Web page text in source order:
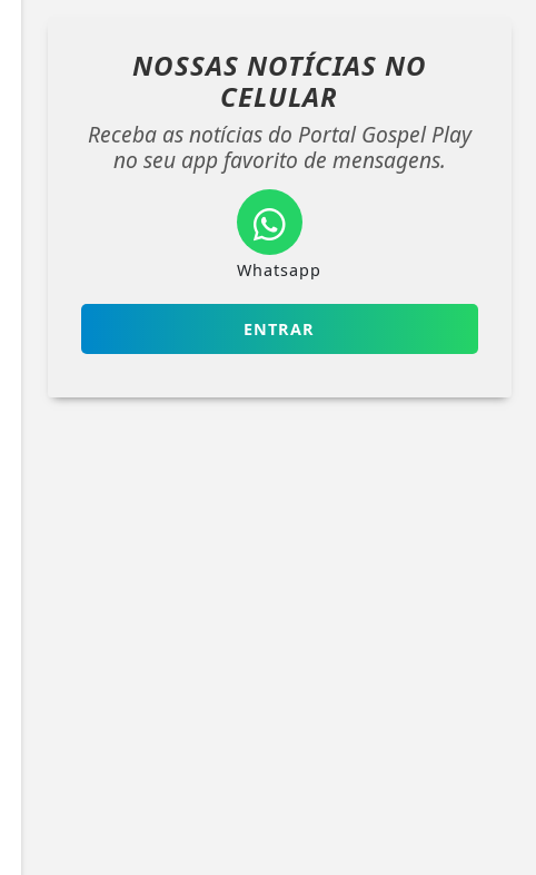
NOSSAS NOTÍCIAS NO
CELULAR
Receba as notícias do Portal Gospel Play
no seu app favorito de mensagens.
Whatsapp
ENTRAR